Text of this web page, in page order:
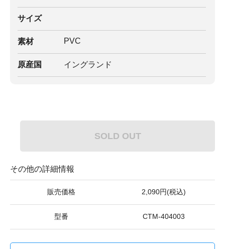
サイズ
素材 PVC
原産国 イングランド
SOLD OUT
その他の詳細情報
販売価格 2,090円(税込)
型番 CTM-404003